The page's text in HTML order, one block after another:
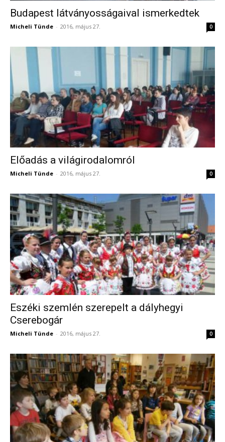
Budapest látványosságaival ismerkedtek
Micheli Tünde - 2016, május 27. 0
Előadás a világirodalomról
Micheli Tünde - 2016, május 27. 0
Eszéki szemlén szerepelt a dályhegyi
Cserebogár
Micheli Tünde - 2016, május 27. 0